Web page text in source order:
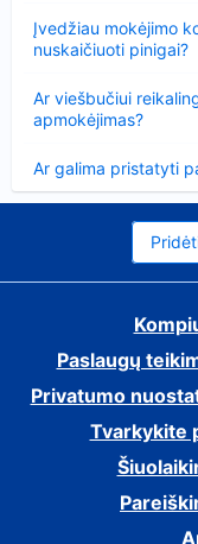
Įvedžiau mokėjimo
nuskaičiuoti pinigai?
Ar viešbučiui
apmokėjimas?
Ar galima pristatyti
Paslaugų
Privatumo
Tvarkykite